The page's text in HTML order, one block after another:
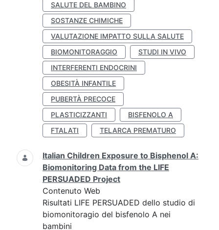
SALUTE DEL BAMBINO
SOSTANZE CHIMICHE
VALUTAZIONE IMPATTO SULLA SALUTE
BIOMONITORAGGIO
STUDI IN VIVO
INTERFERENTI ENDOCRINI
OBESITÀ INFANTILE
PUBERTÀ PRECOCE
PLASTICIZZANTI
BISFENOLO A
FTALATI
TELARCA PREMATURO
Italian Children Exposure to Bisphenol A:
Biomonitoring Data from the LIFE
PERSUADED Project
Contenuto Web
Risultati LIFE PERSUADED dello studio di
biomonitoragio del bisfenolo A nei
bambini